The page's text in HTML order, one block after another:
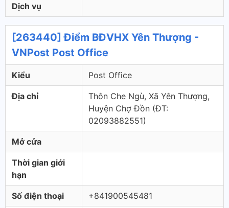
Dịch vụ
[263440] Điểm BĐVHX Yên Thượng -
VNPost Post Office
Kiểu Post Office
Địa chỉ
Thôn Che Ngù, Xã Yên Thượng,
Huyện Chợ Đồn (ÐT:
02093882551)
Mở cửa
Thời gian giới
hạn
Số điện thoại +841900545481